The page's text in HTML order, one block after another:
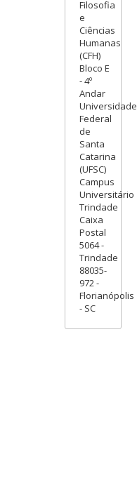
Filosofia
e
Ciências
Humanas
(CFH)
Bloco E
- 4º
Andar
Universidade
Federal
de
Santa
Catarina
(UFSC)
Campus
Universitário
Trindade
Caixa
Postal
5064 -
Trindade
88035-
972 -
Florianópolis
- SC